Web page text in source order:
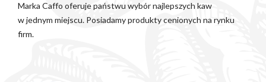
Marka Caffo oferuje państwu wybór najlepszych kaw
w jednym miejscu. Posiadamy produkty cenionych na rynku
firm.